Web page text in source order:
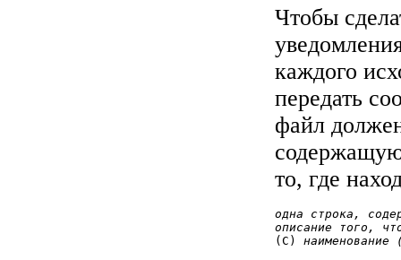
Чтобы
каждого
передать
файл
содержащую
то, где
одна строка,
описание того,
(C) наименование